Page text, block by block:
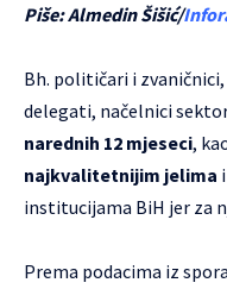
Piše: Almedin Šišić/
Bh. političari i
delegati, načelnici
narednih 12 mjeseci,
najkvalitetnijim jelima
institucijama BiH jer za
Prema podacima iz